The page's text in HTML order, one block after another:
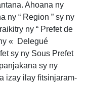
Ahoana ny
ny “ Region ” sy ny
ny “ Prefet de
ny « Delegué
sy ny Sous Prefet
sy ny
izay ilay fitsinjaram-